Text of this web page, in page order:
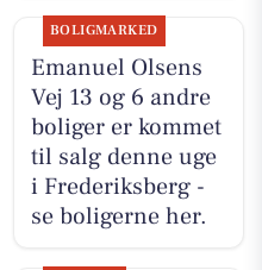
BOLIGMARKED
Emanuel Olsens
Vej 13 og 6 andre
boliger er kommet
til salg denne uge
i Frederiksberg -
se boligerne her.